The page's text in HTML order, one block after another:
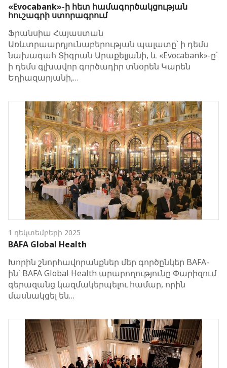
«Evocabank»-ի հետ համագործակցության
հուշագրի ստորագրում
Ֆրանսիա Հայաստան
Առևտրաարդյունաբերության պալատը՝ ի դեմս
նախագահ Տիգրան Արաքելյանի, և «Evocabank»-ը՝
ի դեմս գլխավոր գործադիր տնօրեն Կարեն
Եղիազարյանի,…
1 դեկտեմբերի 2025
BAFA Global Health
Խորին շնորհավորանքներ մեր գործընկեր BAFA-
ին՝ BAFA Global Health արարողությունը Փարիզում
գերազանց կազմակերպելու համար, որին
մասնակցել են…